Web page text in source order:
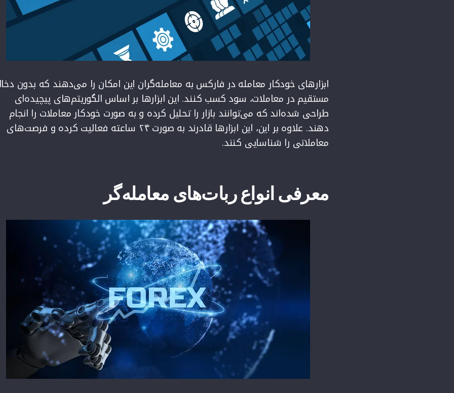
ابزارهای خودکار معامله در فارکس به معامله‌گران این امکان را می‌دهند که بدون
مستقیم در معاملات، سود کسب کنند. این ابزارها بر اساس الگوریتم‌های پیچیده‌ای
طراحی شده‌اند که می‌توانند بازار را تحلیل کرده و به صورت خودکار معاملات را انجام
دهند. علاوه بر این، این ابزارها قادرند به صورت ۲۴ ساعته فعالیت کرده و فرصت‌های
معاملاتی را شناسایی کنند.
معرفی انواع ربات‌های معامله‌گر